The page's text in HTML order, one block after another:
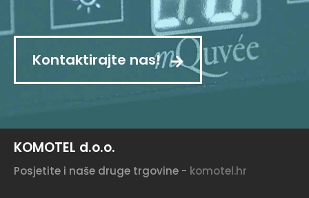
Kontaktirajte nas!
KOMOTEL d.o.o.
Posjetite i naše druge trgovine - komotel.hr